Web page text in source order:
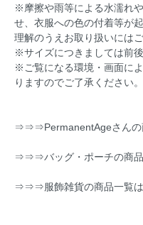
※摩擦や雨等による水濡れ
せ、衣服への色の付着等が
理解のうえお取り扱いには
※サイズにつきましては前後
※ご覧になる環境・画面に
りますのでご了承ください。
⇒⇒⇒PermanentAgeさんの
⇒⇒⇒バッグ・ポーチの商品
⇒⇒⇒服飾雑貨の商品一覧は